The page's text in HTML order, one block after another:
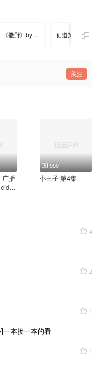
《撒野》by巫哲 仙道第一小白脸
关注
广播
550
小王子 第4集
4
2
1
一本接一本的看
1